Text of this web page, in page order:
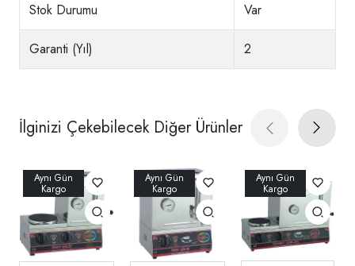
Stok Durumu Var
Garanti (Yıl) 2
İlginizi Çekebilecek Diğer Ürünler